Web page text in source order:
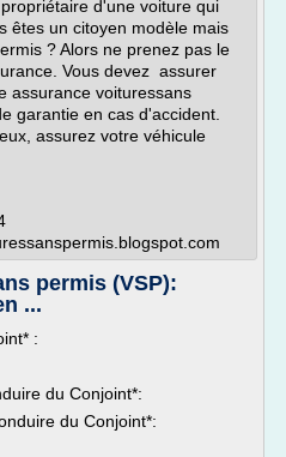
d'une voiture qui
êtes un citoyen modèle mais
? Alors ne prenez pas le
Vous devez assurer
assurance voituressans
garantie en cas d'accident.
assurez votre véhicule
permis (VSP):
...
:
du Conjoint*:
du Conjoint*: